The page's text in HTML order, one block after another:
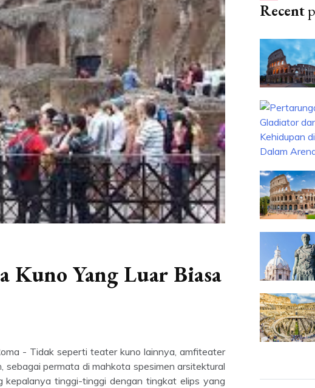
Kuno Yang Luar Biasa
- Tidak seperti teater kuno lainnya, amfiteater
sebagai permata di mahkota spesimen arsitektural
kepalanya tinggi-tinggi dengan tingkat elips yang
Recent